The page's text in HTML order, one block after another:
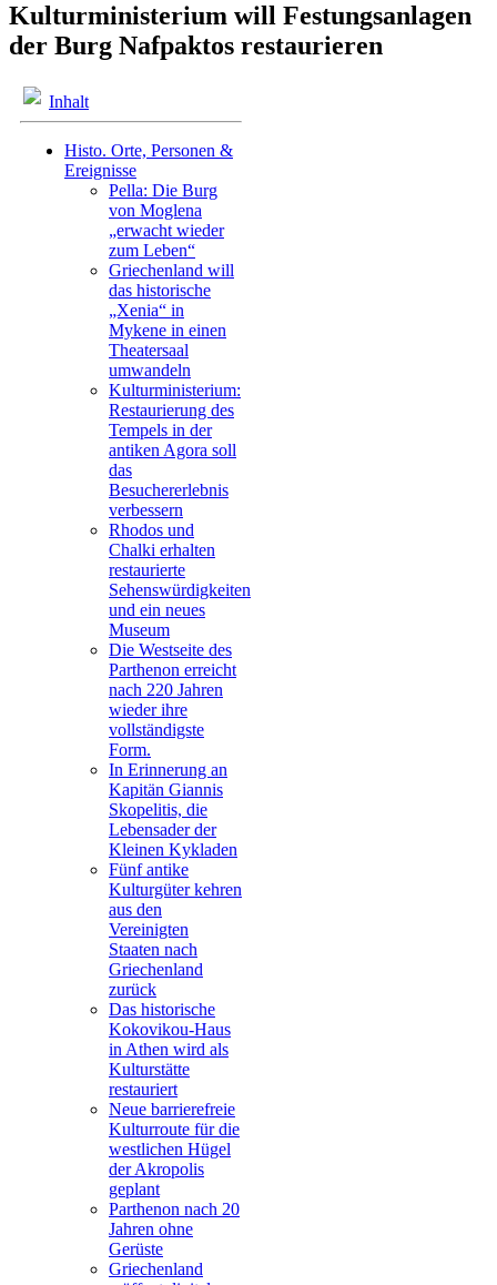
Kulturministerium will Festungsanlagen
der Burg Nafpaktos restaurieren
Inhalt
Histo. Orte, Personen &
Ereignisse
Pella: Die Burg
von Moglena
„erwacht wieder
zum Leben“
Griechenland will
das historische
„Xenia“ in
Mykene in einen
Theatersaal
umwandeln
Kulturministerium:
Restaurierung des
Tempels in der
antiken Agora soll
das
Besuchererlebnis
verbessern
Rhodos und
Chalki erhalten
restaurierte
Sehenswürdigkeiten
und ein neues
Museum
Die Westseite des
Parthenon erreicht
nach 220 Jahren
wieder ihre
vollständigste
Form.
In Erinnerung an
Kapitän Giannis
Skopelitis, die
Lebensader der
Kleinen Kykladen
Fünf antike
Kulturgüter kehren
aus den
Vereinigten
Staaten nach
Griechenland
zurück
Das historische
Kokovikou-Haus
in Athen wird als
Kulturstätte
restauriert
Neue barrierefreie
Kulturroute für die
westlichen Hügel
der Akropolis
geplant
Parthenon nach 20
Jahren ohne
Gerüste
Griechenland